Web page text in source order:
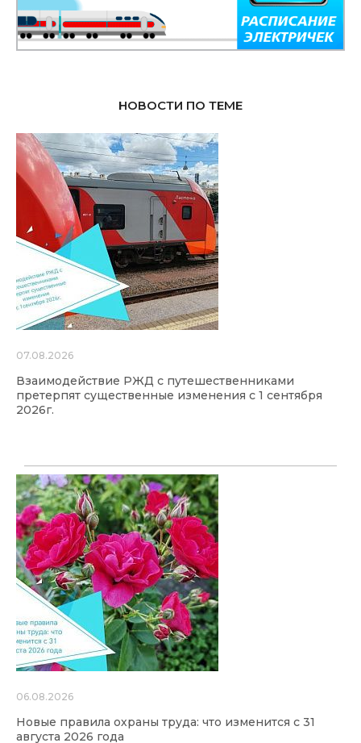
НОВОСТИ ПО ТЕМЕ
07.08.2026
Взаимодействие РЖД с путешественниками
претерпят существенные изменения с 1 сентября
2026г.
06.08.2026
Новые правила охраны труда: что изменится с 31
августа 2026 года